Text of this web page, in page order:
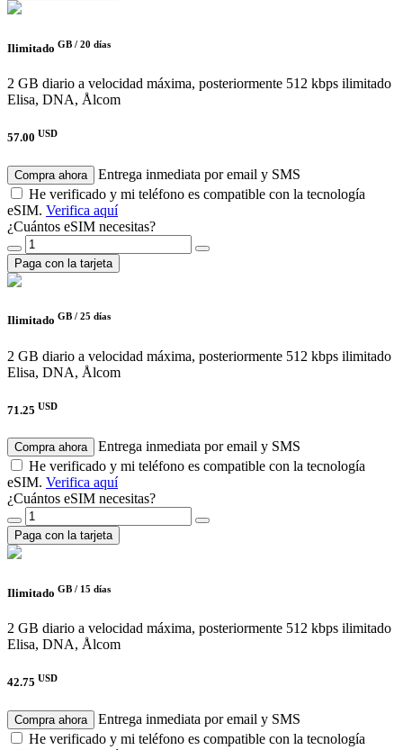
Ilimitado GB / 20 días
2 GB diario a velocidad máxima, posteriormente 512 kbps ilimitado
Elisa, DNA, Ålcom
57.00 USD
Compra ahora
Entrega inmediata por email y SMS
He verificado y mi teléfono es compatible con la tecnología
eSIM. Verifica aquí
¿Cuántos eSIM necesitas?
Paga con la tarjeta
Ilimitado GB / 25 días
2 GB diario a velocidad máxima, posteriormente 512 kbps ilimitado
Elisa, DNA, Ålcom
71.25 USD
Compra ahora
Entrega inmediata por email y SMS
He verificado y mi teléfono es compatible con la tecnología
eSIM. Verifica aquí
¿Cuántos eSIM necesitas?
Paga con la tarjeta
Ilimitado GB / 15 días
2 GB diario a velocidad máxima, posteriormente 512 kbps ilimitado
Elisa, DNA, Ålcom
42.75 USD
Compra ahora
Entrega inmediata por email y SMS
He verificado y mi teléfono es compatible con la tecnología